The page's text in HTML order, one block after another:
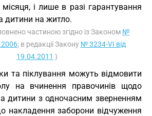
і лише в разі гарантування
дитини на житло.
частиною згідно із Законом №
; в редакції Закону № 3234-VI від
19.04.2011 )
та піклування можуть відмовити
на вчинення правочинів щодо
дитини з одночасним зверненням
накладення заборони відчуження